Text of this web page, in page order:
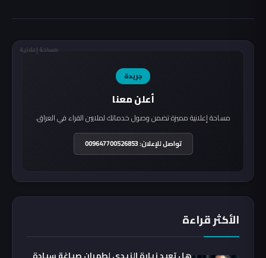
مساحة إعلانية
جريدة
أعلن معنا
مساحة إعلانية مميزة تضمن وصول خدماتك لملايين القراء في العراق.
تواصل للإعلان: 009647700526853
الأكثر قراءة